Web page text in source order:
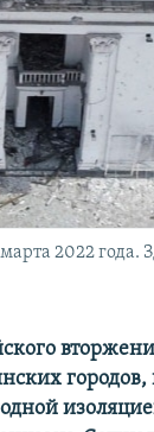
2022 года.
городов,